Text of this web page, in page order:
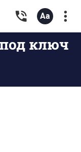
ключ